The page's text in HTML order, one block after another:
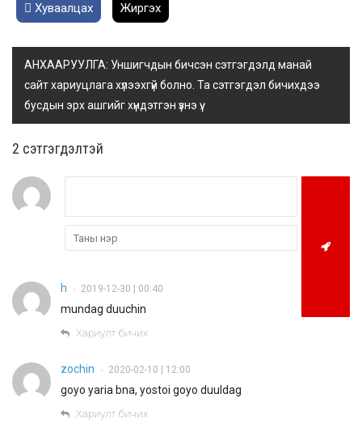
Хуваалцах Жиргэх
АНХААРУУЛГА: Уншигчдын бичсэн сэтгэгдэлд манай
сайт хариуцлага хүлээхгүй болно. Та сэтгэгдэл бичихдээ
бусдын эрх ашгийг хүндэтгэн үзнэ үү.
2 cэтгэгдэлтэй
h • 2019-12-30 | 00:40
mundag duuchin
Хариулт бичих
zochin • 2020-02-10 | 12:00
goyo yaria bna, yostoi goyo duuldag
Хариулт бичих